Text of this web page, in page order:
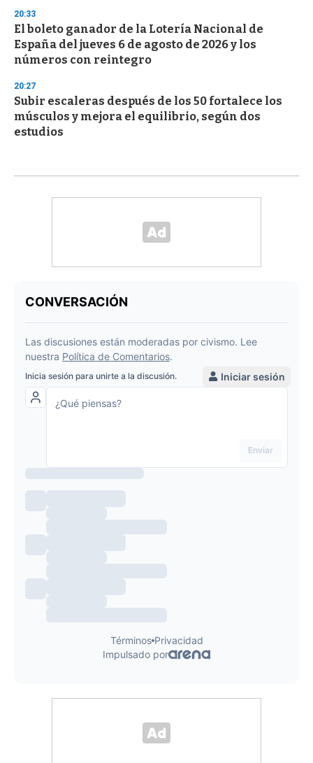
20:33
El boleto ganador de la Lotería Nacional de
España del jueves 6 de agosto de 2026 y los
números con reintegro
20:27
Subir escaleras después de los 50 fortalece los
músculos y mejora el equilibrio, según dos
estudios